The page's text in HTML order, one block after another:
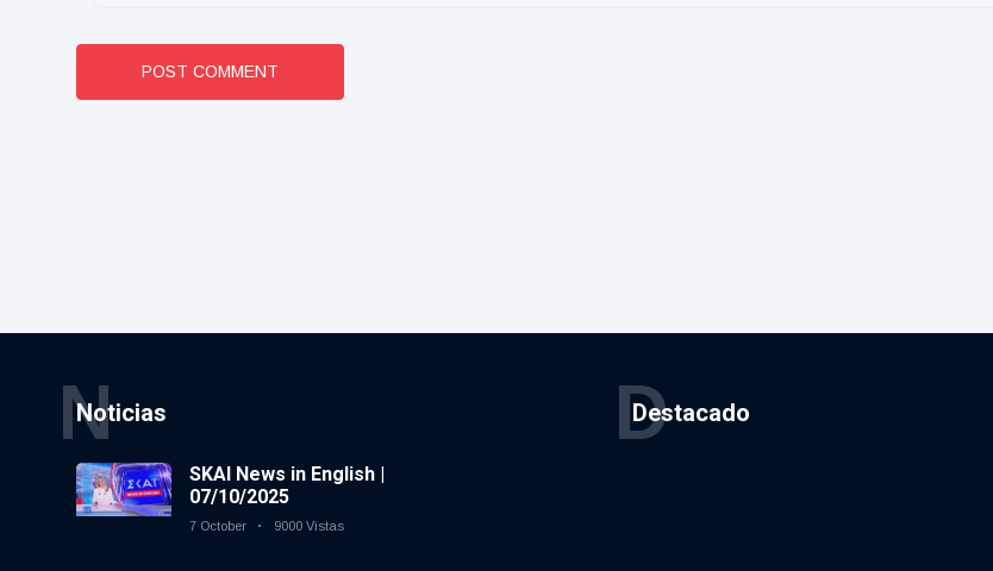
POST COMMENT
Noticias
N
SKAI News in English |
07/10/2025
7 October 9000 Vistas
Destacado
D